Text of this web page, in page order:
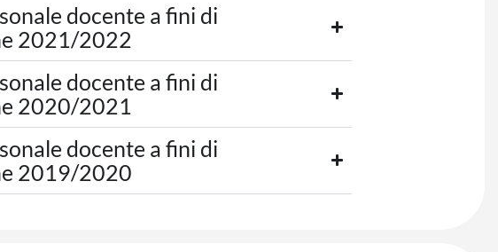
docente a fini di
2021/2022
docente a fini di
2020/2021
docente a fini di
2019/2020